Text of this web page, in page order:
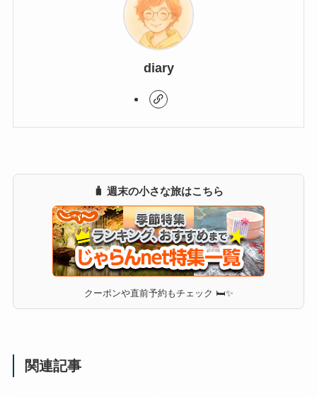
diary
🧳 週末の小さな旅はこちら
クーポンや直前予約もチェック 🛏✨
関連記事